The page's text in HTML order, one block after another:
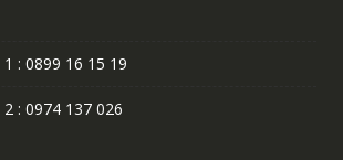
: 0899 16 15 19
: 0974 137 026